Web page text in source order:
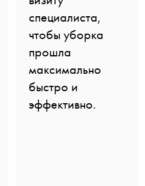
специалиста,
чтобы уборка
прошла
максимально
быстро и
эффективно.